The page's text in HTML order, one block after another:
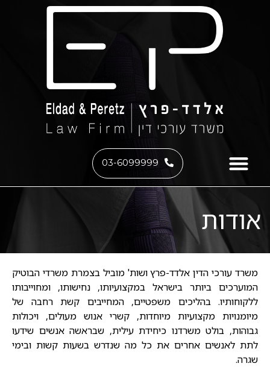
03-6099999
אודות
משרד עורכי הדין אלדד-פרץ ושות' מוביל בצמרת משרדי הבוטיק
המוערכים ביותר בישראל במקצועיותו, נחישותו, ומחוייבותו
ללקוחותיו. בהליכים משפטיים, המחייבים קשת רחבה של
מיומנויות מקצועיות מיוחדות, קשרי אנוש מעולים, ויכולות
גבוהות, בולט משרדנו כיחידת עילית, שבראשה אנשים שידעו
לתת לאנשים אחרים את כל מה שנדרש בשעות קשות ובימי
שגרה.